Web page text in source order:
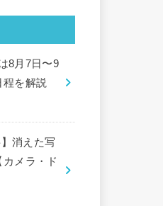
8月7日〜9
を解説
消えた写
メラ・ド